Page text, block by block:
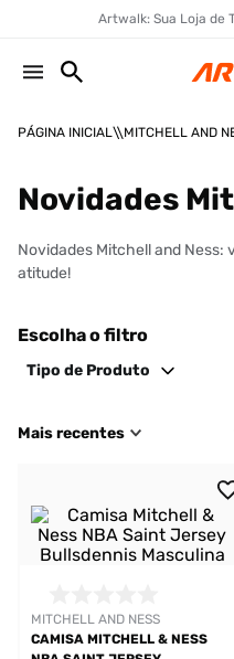
Artwalk: Sua Loja de
MITCHELL AND
Novidades
Novidades Mitchell and Ness:
atitude!
Escolha o filtro
Tipo de Produto
Mais recentes
MITCHELL AND NESS
CAMISA MITCHELL & NESS